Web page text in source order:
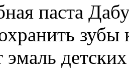
паста
эмаль